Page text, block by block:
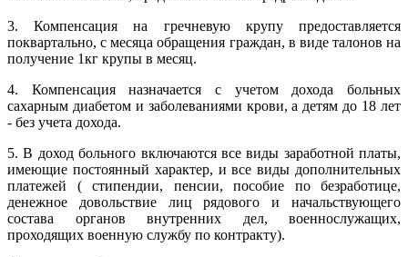
3. Компенсация на гречневую крупу предоставляется
поквартально, с месяца обращения граждан, в виде талонов на
получение 1кг крупы в месяц.
4. Компенсация назначается с учетом дохода больных
сахарным диабетом и заболеваниями крови, а детям до 18 лет
- без учета дохода.
5. В доход больного включаются все виды заработной платы,
имеющие постоянный характер, и все виды дополнительных
платежей ( стипендии, пенсии, пособие по безработице,
денежное довольствие лиц рядового и начальствующего
состава органов внутренних дел, военнослужащих,
проходящих военную службу по контракту).